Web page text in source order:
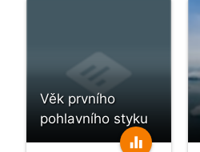
Věk prvního
pohlavního styku
equalizer